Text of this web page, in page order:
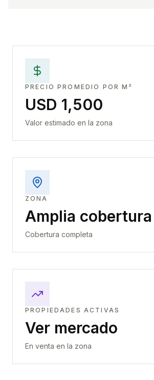
PRECIO PROMEDIO POR M²
USD 1,500
Valor estimado en la zona
ZONA
Amplia cobertura
Cobertura completa
PROPIEDADES ACTIVAS
Ver mercado
En venta en la zona